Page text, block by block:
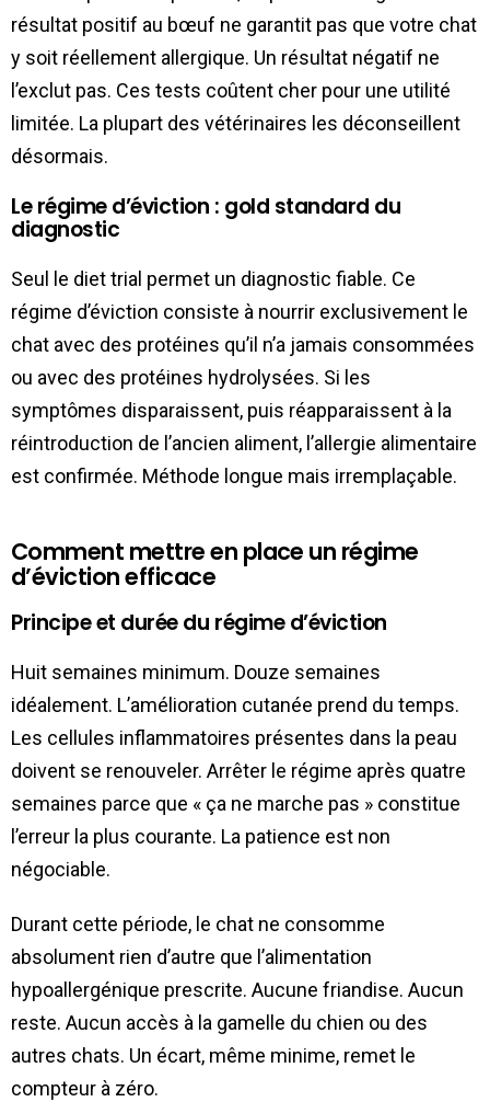
résultat positif au bœuf ne garantit pas que votre chat
y soit réellement allergique. Un résultat négatif ne
l’exclut pas. Ces tests coûtent cher pour une utilité
limitée. La plupart des vétérinaires les déconseillent
désormais.
Le régime d’éviction : gold standard du
diagnostic
Seul le diet trial permet un diagnostic fiable. Ce
régime d’éviction consiste à nourrir exclusivement le
chat avec des protéines qu’il n’a jamais consommées
ou avec des protéines hydrolysées. Si les
symptômes disparaissent, puis réapparaissent à la
réintroduction de l’ancien aliment, l’allergie alimentaire
est confirmée. Méthode longue mais irremplaçable.
Comment mettre en place un régime
d’éviction efficace
Principe et durée du régime d’éviction
Huit semaines minimum. Douze semaines
idéalement. L’amélioration cutanée prend du temps.
Les cellules inflammatoires présentes dans la peau
doivent se renouveler. Arrêter le régime après quatre
semaines parce que « ça ne marche pas » constitue
l’erreur la plus courante. La patience est non
négociable.
Durant cette période, le chat ne consomme
absolument rien d’autre que l’alimentation
hypoallergénique prescrite. Aucune friandise. Aucun
reste. Aucun accès à la gamelle du chien ou des
autres chats. Un écart, même minime, remet le
compteur à zéro.